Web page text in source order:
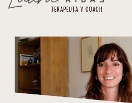
TERAPEUTA Y COACH​